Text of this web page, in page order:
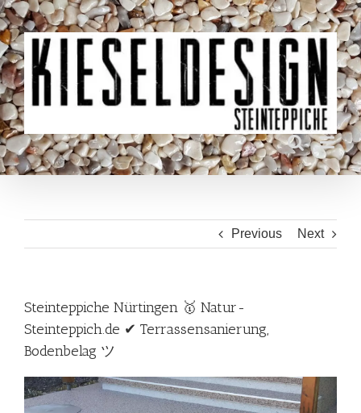
Skip
to
content
Previous Next
Steinteppiche Nürtingen 🥇 Natur-
Steinteppich.de ✔ Terrassensanierung,
Bodenbelag ツ